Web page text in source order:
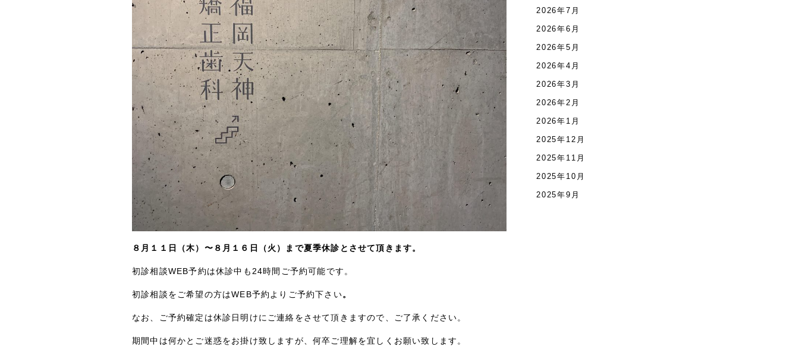
８月１１日（木）〜８月１６日（火）まで夏季休診とさせて頂きます。
初診相談WEB予約は休診中も24時間ご予約可能です。
初診相談をご希望の方はWEB予約よりご予約下さい。
なお、ご予約確定は休診日明けにご連絡をさせて頂きますので、ご了承ください。
期間中は何かとご迷惑をお掛け致しますが、何卒ご理解を宜しくお願い致します。
2026年7月
2026年6月
2026年5月
2026年4月
2026年3月
2026年2月
2026年1月
2025年12月
2025年11月
2025年10月
2025年9月